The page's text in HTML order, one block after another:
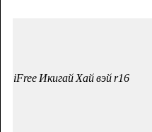
iFree Икигай Хай вэй r16